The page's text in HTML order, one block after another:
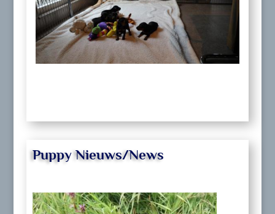
Puppy Nieuws/News